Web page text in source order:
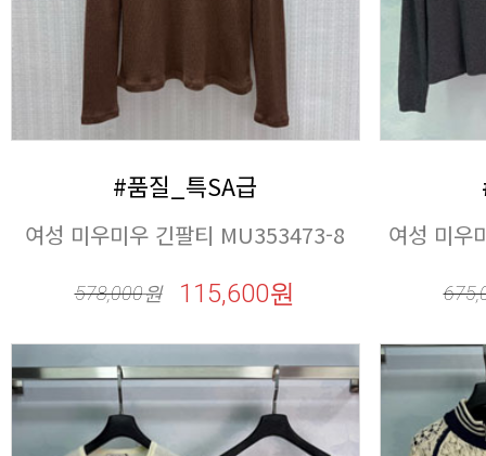
#품질_특SA급
여성 미우미우 긴팔티 MU353473-8
578,000원 115,600원
여성 미우